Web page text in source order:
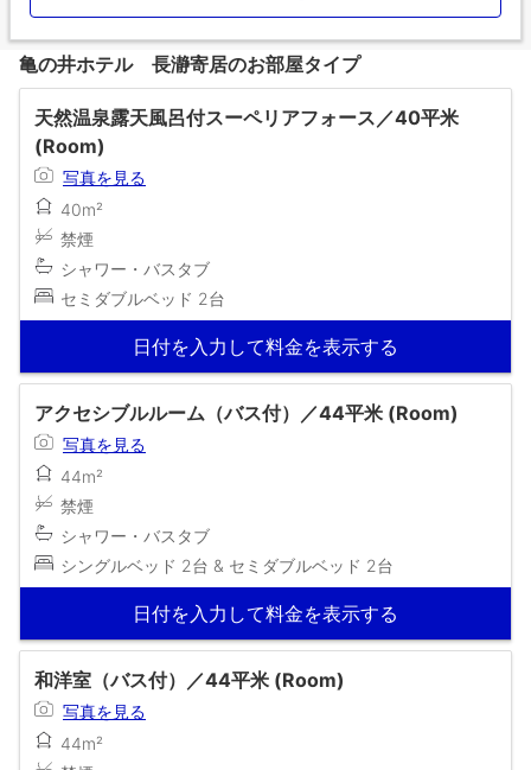
亀の井ホテル 長瀞寄居のお部屋タイプ
天然温泉露天風呂付スーペリアフォース／40平米
(Room)
写真を見る
40m²
禁煙
シャワー・バスタブ
セミダブルベッド 2台
日付を入力して料金を表示する
アクセシブルルーム（バス付）／44平米 (Room)
写真を見る
44m²
禁煙
シャワー・バスタブ
シングルベッド 2台 & セミダブルベッド 2台
日付を入力して料金を表示する
和洋室（バス付）／44平米 (Room)
写真を見る
44m²